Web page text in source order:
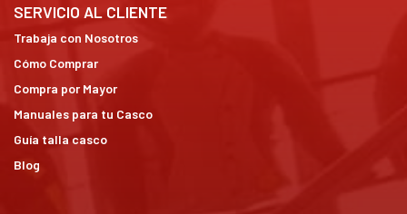
SERVICIO AL CLIENTE
Trabaja con Nosotros
Cómo Comprar
Compra por Mayor
Manuales para tu Casco
Guía talla casco
Blog